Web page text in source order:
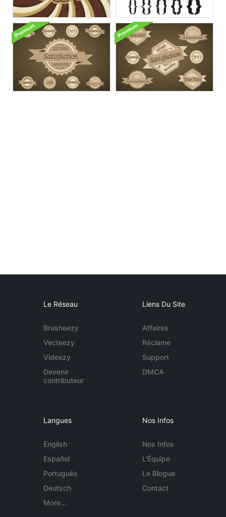
Le Réseau
Brusheezy
Vecteezy
Videezy
Devenir
contributeur
Liens Du Site
Affaires
Réclame
Support
DMCA
Langues
English
Español
Português
Deutsch
More...
Nos Infos
Nos Infos
L'Équipe
Le Blogue
Contact